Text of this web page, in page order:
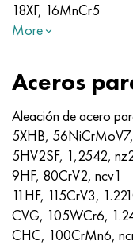
18ХГ, 16MnCr5
More
Aceros
Aleación de acero
5ХНВ,
5HV2SF, 1,2542,
9HF, 80CrV2, ncv1
11HF, 115CrV3,
CVG, 105WCr6,
CHC, 100CrMn6,